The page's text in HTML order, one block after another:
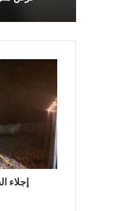
إجلاء
انهيار
عقار
سكني
في
إجلاء